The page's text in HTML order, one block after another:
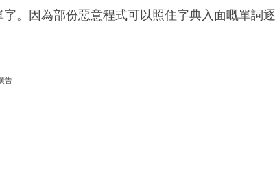
。因為部份惡意程式可以照住字典入面嘅單詞逐
告